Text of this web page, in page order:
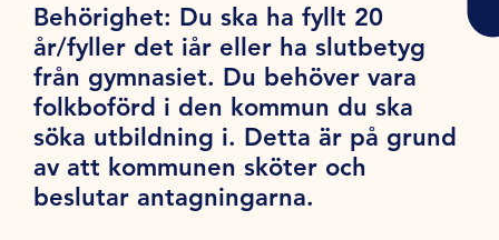
Behörighet: Du ska ha fyllt 20
år/fyller det iår eller ha slutbetyg
från gymnasiet. Du behöver vara
folkboförd i den kommun du ska
söka utbildning i. Detta är på grund
av att kommunen sköter och
beslutar antagningarna.